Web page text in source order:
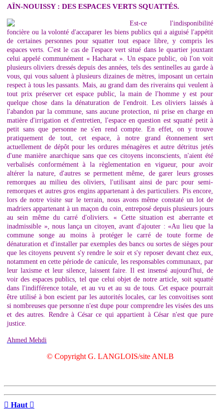
AÏN-NOUISSY : DES ESPACES VERTS SQUATTÉS.
Est-ce l'indisponibilité
foncière ou la volonté d'accaparer les biens publics qui a aiguisé l'appétit
de certaines personnes pour squatter tout espace libre, y compris les
espaces verts. C'est le cas de l'espace vert situé dans le quartier jouxtant
celui appelé communément « Hacharat ». Un espace public, où l'on voit
plusieurs oliviers dressés depuis des années, tels des sentinelles au garde à
vous, qui vous saluent à plusieurs dizaines de mètres, imposant un certain
respect à tous les passants. Mais, au grand dam des riverains qui veulent à
tout prix préserver cet espace public, la main de l'homme y est pour
quelque chose dans la dénaturation de l'endroit. Les oliviers laissés à
l'abandon par la commune, sans aucune protection, ni prise en charge en
matière d'irrigation et d'entretien, l'espace en question est squatté petit à
petit sans que personne ne s'en rend compte. En effet, on y trouve
pratiquement de tout, cet espace, à notre grand étonnement sert
actuellement de dépôt pour les ordures ménagères et autre détritus jetés
d'une manière anarchique sans que ces citoyens inconscients, n'aient été
verbalisés conformément à la règlementation en vigueur, pour avoir
altérer la nature, d'autres se permettent même, de garer leurs grosses
remorques au milieu des oliviers, l'utilisant ainsi de parc pour semi-
remorques et autres gros engins appartenant à des particuliers. Pis encore,
lors de notre visite sur le terrain, nous avons même constaté un lot de
madriers appartenant à un maçon du coin, entreposé depuis plusieurs jours
au sein même du carré d'oliviers. « Cette situation est aberrante et
inadmissible », nous lança un citoyen, avant d'ajouter : «Au lieu que la
commune songe au moins à protéger le carré de toute forme de
dénaturation et d'installer par exemples des bancs ou sortes de sièges pour
que les citoyens peuvent s'y rendre le soir et s'y reposer devant chez eux,
notamment en cette période de canicule, les responsables communaux, par
leur laxisme et leur silence, laissent faire. Il est insensé aujourd'hui, de
voir des espaces publics, tel que celui objet de notre article, soit squatté
dans l'indifférence totale, et au vu et au su de tous. Cet espace pourrait
être utilisé à bon escient par les autorités locales, car les convoitises sont
si nombreuses que personne n'est dupe pour comprendre les visées des uns
et des autres. Rendre à César ce qui appartient à César n'est que pure
justice.
Ahmed Mehdi
© Copyright G. LANGLOIS/site ANLB
 Haut 